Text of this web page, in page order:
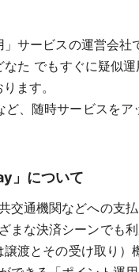
サービスの運営会
た でもすぐに疑似
ます。
、随時サービスを
」について
通機関などへの支
な決済シーンでも
渡とその受け取り